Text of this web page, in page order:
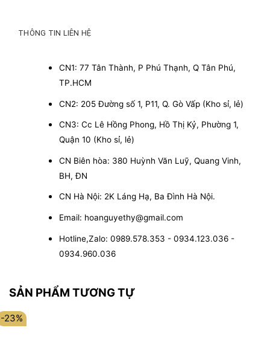
THÔNG TIN LIÊN HỆ
CN1: 77 Tân Thành, P Phú Thạnh, Q Tân Phú,
TP.HCM
CN2: 205 Đường số 1, P11, Q. Gò Vấp (Kho sỉ, lẻ)
CN3: Cc Lê Hồng Phong, Hồ Thị Kỷ, Phường 1,
Quận 10 (Kho sỉ, lẻ)
CN Biên hòa: 380 Huỳnh Văn Luỹ, Quang Vinh,
BH, ĐN
CN Hà Nội: 2K Láng Hạ, Ba Đình Hà Nội.
Email: hoanguyethy@gmail.com
Hotline,Zalo: 0989.578.353 - 0934.123.036 -
0934.960.036
SẢN PHẨM TƯƠNG TỰ
-23%